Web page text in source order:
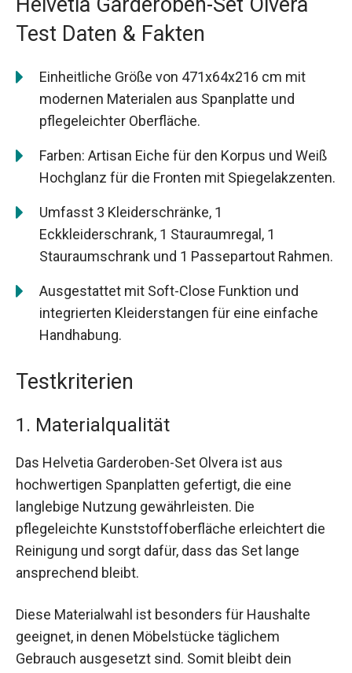
Test Daten & Fakten
Einheitliche Größe von 471x64x216 cm mit
modernen Materialen aus Spanplatte und
pflegeleichter Oberfläche.
Farben: Artisan Eiche für den Korpus und Weiß
Hochglanz für die Fronten mit Spiegelakzenten.
Umfasst 3 Kleiderschränke, 1
Eckkleiderschrank, 1 Stauraumregal, 1
Stauraumschrank und 1 Passepartout Rahmen.
Ausgestattet mit Soft-Close Funktion und
integrierten Kleiderstangen für eine einfache
Handhabung.
Testkriterien
1. Materialqualität
Das Helvetia Garderoben-Set Olvera ist aus
hochwertigen Spanplatten gefertigt, die eine
langlebige Nutzung gewährleisten. Die
pflegeleichte Kunststoffoberfläche erleichtert die
Reinigung und sorgt dafür, dass das Set lange
ansprechend bleibt.
Diese Materialwahl ist besonders für Haushalte
geeignet, in denen Möbelstücke täglichem
Gebrauch ausgesetzt sind. Somit bleibt dein